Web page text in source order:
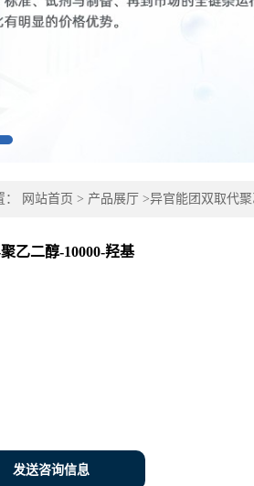
： 网站首页 > 产品展厅 >异官能团双取代
乙二醇-10000-羟基
发送咨询信息